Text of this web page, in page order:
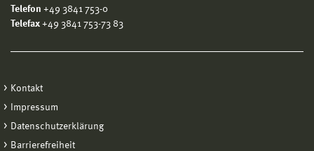
Telefon +49 3841 753-0
Telefax +49 3841 753-73 83
Kontakt
Impressum
Datenschutzerklärung
Barrierefreiheit